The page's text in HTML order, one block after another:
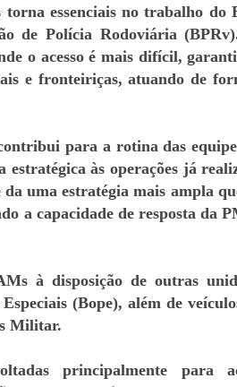
torna essenciais no trabalho do
de Polícia Rodoviária
o acesso é mais difícil,
e fronteiriças, atuando de
para a rotina das
às operações já
uma estratégia mais ampla
a capacidade de resposta da
à disposição de outras
(Bope), além de
Militar.
principalmente para